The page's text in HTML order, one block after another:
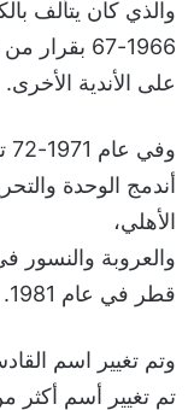
والذي كان يتألف
1966-67
على الأندية الأخرى.
أندمج الوحدة
الأهلي،
والعروبة والنسور
قطر في عام 1981.